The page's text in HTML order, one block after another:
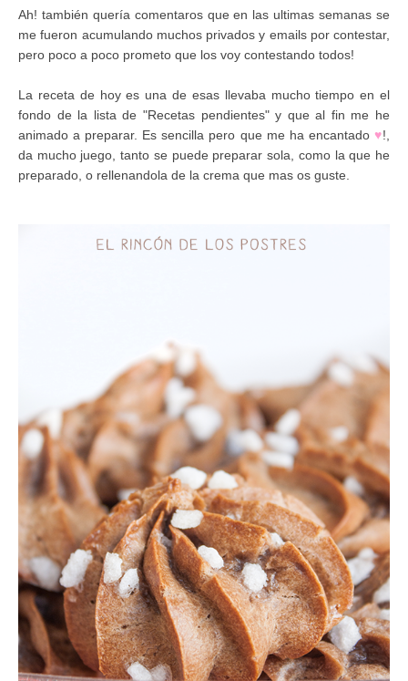
Ah! también quería comentaros que en las ultimas semanas se
me fueron acumulando muchos privados y emails por contestar,
pero poco a poco prometo que los voy contestando todos!
La receta de hoy es una de esas llevaba mucho tiempo en el
fondo de la lista de "Recetas pendientes" y que al fin me he
animado a preparar. Es sencilla pero que me ha encantado ♥!,
da mucho juego, tanto se puede preparar sola, como la que he
preparado, o rellenandola de la crema que mas os guste.